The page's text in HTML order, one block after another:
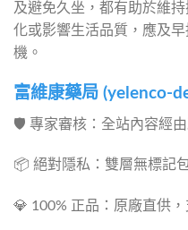
及避免久坐，都有助於維
化或影響生活品質，應及
機。
富維康藥局 (yelenco-
🛡️ 專家審核：全站內容經
📦 絕對隱私：雙層無標記
💎 100% 正品：原廠直供